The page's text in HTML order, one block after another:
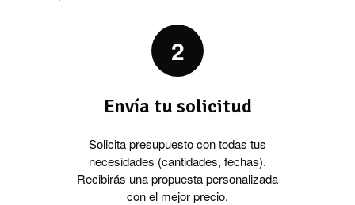
2
Envía tu solicitud
Solicita presupuesto con todas tus
necesidades (cantidades, fechas).
Recibirás una propuesta personalizada
con el mejor precio.